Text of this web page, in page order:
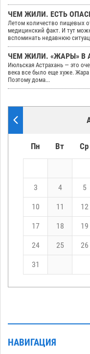
ЧЕМ ЖИЛИ. ЕСТЬ
Летом количество пищевых
медицинский факт. И тут
вспоминать недавнюю
ЧЕМ ЖИЛИ. «ЖАРЫ» В
Июльская Астрахань — это
века все было еще хуже. Жара
Поэтому дома...
Пн Вт Ср
3 4 5
10 11 12
17 18 19
24 25 26
31
НАВИГАЦИЯ